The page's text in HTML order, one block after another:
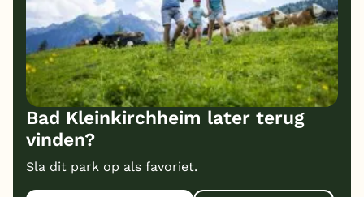
Bad Kleinkirchheim later terug
vinden?
Sla dit park op als favoriet.